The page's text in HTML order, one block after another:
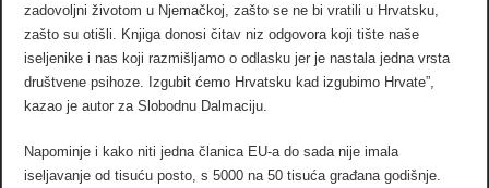
zadovoljni životom u Njemačkoj, zašto se ne bi vratili u Hrvatsku,
zašto su otišli. Knjiga donosi čitav niz odgovora koji tište naše
iseljenike i nas koji razmišljamo o odlasku jer je nastala jedna vrsta
društvene psihoze. Izgubit ćemo Hrvatsku kad izgubimo Hrvate”,
kazao je autor za Slobodnu Dalmaciju.
Napominje i kako niti jedna članica EU-a do sada nije imala
iseljavanje od tisuću posto, s 5000 na 50 tisuća građana godišnje.